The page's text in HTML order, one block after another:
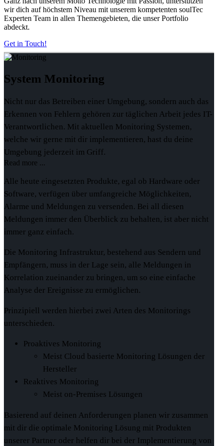
wir dich auf höchstem Niveau mit unserem kompetenten soulTec
Experten Team in allen Themengebieten, die unser Portfolio
abdeckt.
Get in Touch!
System Monitoring
Nicht nur das Betreiben einer Umgebung, sondern auch das
Erkennen von Fehlern gehören zur täglichen Arbeit jedes IT-
Verantwortlichen. Mit aktuellen Monitoring Systemen,
welche wir gerne mit dir implementieren, hast du deine
Umgebung jederzeit im Griff.
Read more ...
Alle heute eingesetzten Produkte, egal ob Hardware oder
Software, verfügen über umfangreiche Möglichkeiten,
Alarme und Meldungen zu versenden. Bei all diesen
Meldungen immer den Überblick zu behalten, ist aber nicht
immer ganz einfach.
Die Monitoring Infrastruktur, bestehend aus Sendern und
Empfängern, muss in der Lage sein, alle Meldungen in
Korrelation zueinander zu bringen, um so eine einfache
Analyse der Ereignisse zu ermöglichen.
Prinzipiell werden hierbei zwei Arten des Monitorings
unterschieden.
Proaktives Monitoring
Meist Cloud basierte Monitoring Lösungen der
Hersteller
Reaktives Monitoring
Meist on-Premises Lösungen
Basierend auf deinen Anforderungen planen wir zusammen
mit dir die optimale Monitoring Lösung mit Produkten
unserer Partner oder helfen dir bei der Implementierung von